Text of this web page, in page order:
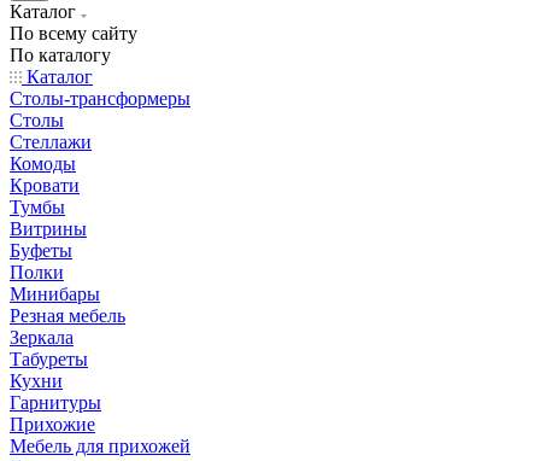
Каталог
По всему сайту
По каталогу
Каталог
Столы-трансформеры
Столы
Стеллажи
Комоды
Кровати
Тумбы
Витрины
Буфеты
Полки
Минибары
Резная мебель
Зеркала
Табуреты
Кухни
Гарнитуры
Прихожие
Мебель для прихожей